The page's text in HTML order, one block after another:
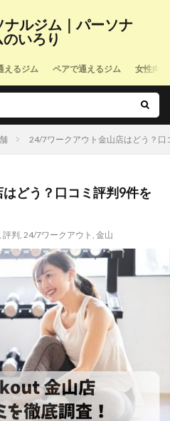
ナルジム｜パーソナ
いろり
えるジム ペアで通えるジム 女性向
24/7ワークアウト金山店はどう？
どう？口コミ評判9件を
, 評判, 24/7ワークアウト , 金山